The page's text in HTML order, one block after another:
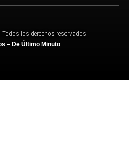
los derechos reservados.
– De Último Minuto